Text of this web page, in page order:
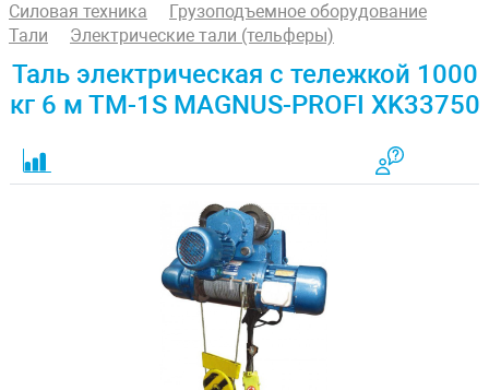
Силовая техника
Грузоподъемное оборудование
Тали
Электрические тали (тельферы)
Таль электрическая с тележкой 1000
кг 6 м ТM-1S MAGNUS-PROFI XK33750